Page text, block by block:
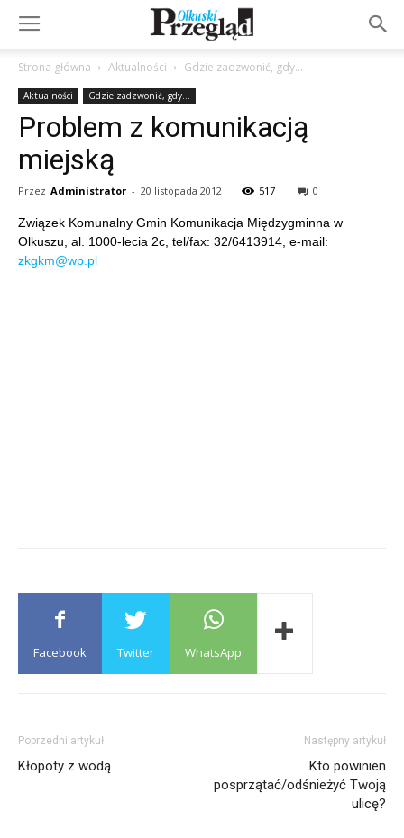
Strona główna Aktualności Gdzie zadzwonić, gdy...
Aktualności Gdzie zadzwonić, gdy...
Problem z komunikacją
miejską
Przez Administrator - 20 listopada 2012 517 0
Związek Komunalny Gmin Komunikacja Międzygminna w
Olkuszu, al. 1000-lecia 2c, tel/fax: 32/6413914, e-mail:
zkgkm@wp.pl
Facebook Twitter WhatsApp
Poprzedni artykuł
Kłopoty z wodą
Następny artykuł
Kto powinien
posprzątać/odśnieżyć Twoją
ulicę?